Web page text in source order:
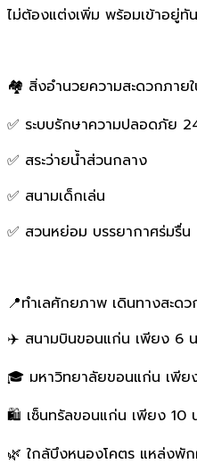
ไม่ต้องแต่งเพิ่ม พร้อมเข้าอยู่ทั
🏘️ สิ่งอำนวยความสะดวกภายใ
✅ ระบบรักษาความปลอดภัย
✅ สระว่ายน้ำส่วนกลาง
✅ สนามเด็กเล่น
✅ สวนหย่อม บรรยากาศร่มรื่น
📍ทำเลศักยภาพ เดินทางสะดว
✈️ สนามบินขอนแก่น เพียง 6
🎓 มหาวิทยาลัยขอนแก่น เพีย
🛍️ เซ็นทรัลขอนแก่น เพียง 10
🌿 ใกล้บึงหนองโคตร แหล่งพั